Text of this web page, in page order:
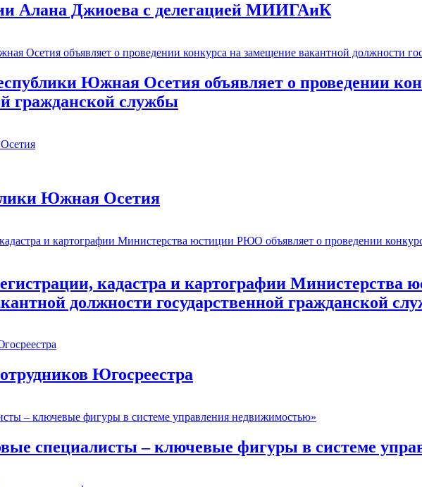
Алана Джиоева с делегацией МИИГАиК
Южная Осетия объявляет о проведении
гражданской службы
Южная Осетия
кадастра и картографии
должности государственной гражданской
Югосреестра
специалисты – ключевые фигуры в системе